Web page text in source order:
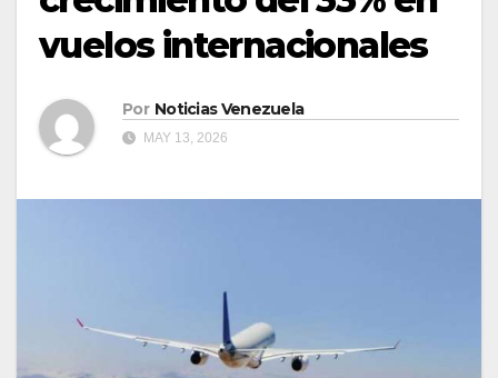
vuelos internacionales
Por Noticias Venezuela
MAY 13, 2026